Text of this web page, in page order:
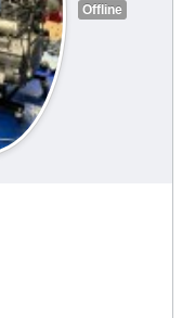
Offline